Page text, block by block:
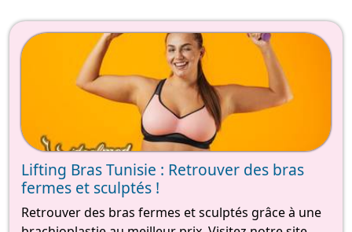
Lifting Bras Tunisie : Retrouver des bras
fermes et sculptés !
Retrouver des bras fermes et sculptés grâce à une